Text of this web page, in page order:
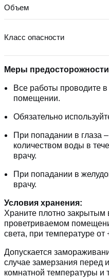
Объем
Класс опасности
Меры
Все работы проводите
помещении.
Обязательно
При попадании в глаза
количеством воды в
врачу.
При попадании в
врачу.
Условия хранения:
Храните плотно
проветриваемом
света, при температуре от
Допускается
случае замерзания перед
комнатной температуры и